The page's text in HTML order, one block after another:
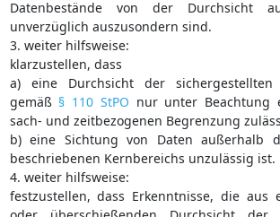
Datenbestände von der Durchsicht
unverzüglich auszusondern sind.
3. weiter hilfsweise:
klarzustellen, dass
a) eine Durchsicht der sichergestellten
gemäß § 110 StPO nur unter Beachtung
sach- und zeitbezogenen Begrenzung
b) eine Sichtung von Daten außerhalb
beschriebenen Kernbereichs unzulässig ist.
4. weiter hilfsweise:
festzustellen, dass Erkenntnisse, die aus